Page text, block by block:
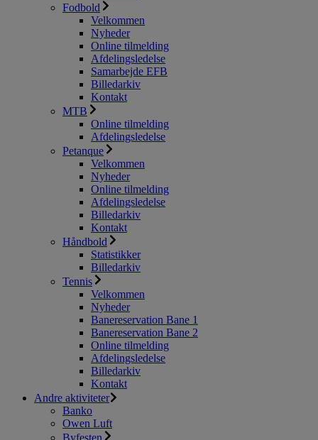
Fodbold
Velkommen
Nyheder
Online tilmelding
Afdelingsledelse
Samarbejde EFB
Billedarkiv
Kontakt
MTB
Online tilmelding
Afdelingsledelse
Petanque
Velkommen
Nyheder
Online tilmelding
Afdelingsledelse
Billedarkiv
Kontakt
Håndbold
Statistikker
Billedarkiv
Tennis
Velkommen
Nyheder
Banereservation Bane 1
Banereservation Bane 2
Online tilmelding
Afdelingsledelse
Billedarkiv
Kontakt
Andre aktiviteter
Banko
Owen Luft
Byfesten